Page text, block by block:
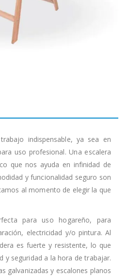
indispensable, ya sea en
uso profesional. Una escalera
que nos ayuda en infinidad de
y funcionalidad seguro son
al momento de elegir la que
para uso hogareño, para
electricidad y/o pintura. Al
es fuerte y resistente, lo que
y seguridad a la hora de trabajar.
galvanizadas y escalones planos